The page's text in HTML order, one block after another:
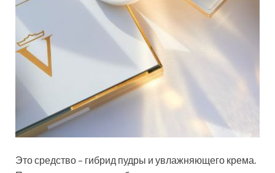
Это средство – гибрид пудры и увлажняющего крема.